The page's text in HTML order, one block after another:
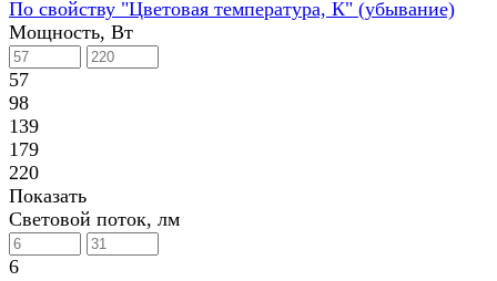
По свойству "Цветовая температура, К" (убывание)
Мощность, Вт
57
98
139
179
220
Показать
Световой поток, лм
6